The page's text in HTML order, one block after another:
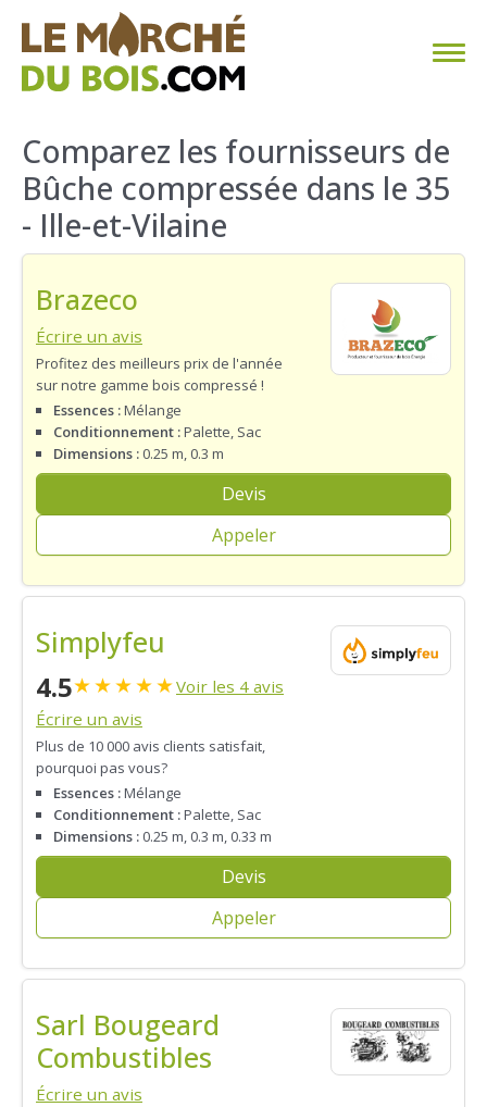
CHAUFFAGE AU BOIS
FAQ
CALCULER SA CONSOMMATION
TROUVER SON FOURNISSEUR
BLOG
ESPACE PRO
Comparez les fournisseurs de
Bûche compressée dans le 35
- Ille-et-Vilaine
Brazeco
Écrire un avis
Profitez des meilleurs prix de l'année
sur notre gamme bois compressé !
Essences :Mélange
Conditionnement :Palette, Sac
Dimensions : 0.25 m, 0.3 m
Devis
Appeler
Simplyfeu
4.5★★★★★Voir les 4 avis
Écrire un avis
Plus de 10 000 avis clients satisfait,
pourquoi pas vous?
Essences :Mélange
Conditionnement :Palette, Sac
Dimensions : 0.25 m, 0.3 m, 0.33 m
Devis
Appeler
Sarl Bougeard
Combustibles
Écrire un avis